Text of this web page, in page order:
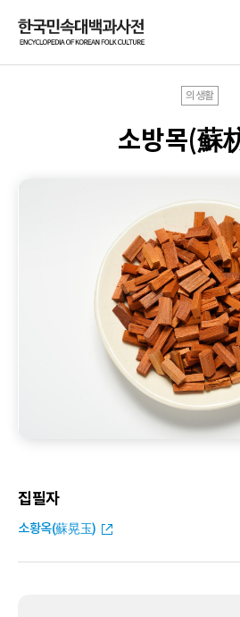
의생활
소방목(蘇
집필자
소황옥(蘇晃玉)